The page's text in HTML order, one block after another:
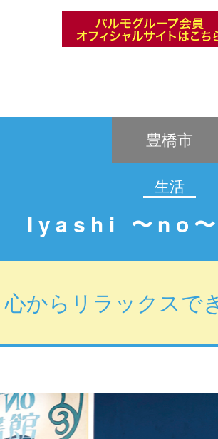
豊橋市
生活
Iyashi 〜no〜
からリラックスで